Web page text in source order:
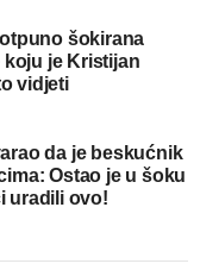
šokirana
je Kristijan
vidjeti
da je beskućnik
Ostao je u šoku
uradili ovo!